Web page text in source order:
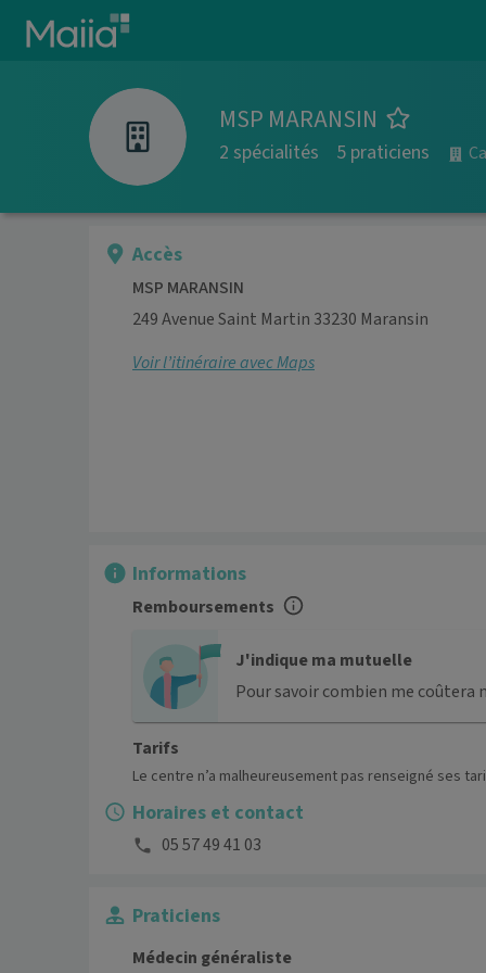
Aller au contenu principal
MSP MARANSIN
2 spécialités 5 praticiens
Accès
MSP MARANSIN
249 Avenue Saint Martin 33230 Maransin
Voir l’itinéraire avec Maps
Informations
Remboursements
J'indique ma mutuelle
Pour savoir combien me coûtera
Tarifs
Le centre n’a malheureusement pas renseigné ses
Horaires et contact
05 57 49 41 03
Praticiens
Médecin généraliste